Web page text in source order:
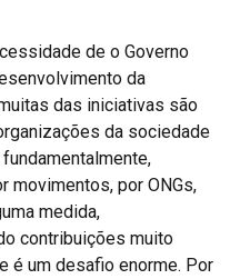
de o Governo
da
das iniciativas são
da sociedade
movimentos, por ONGs,
medida,
contribuições muito
é um desafio enorme. Por